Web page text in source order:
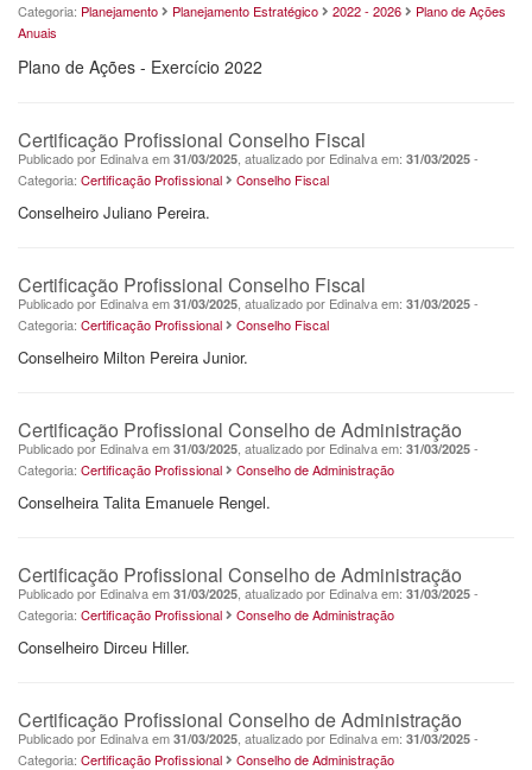
Categoria: Planejamento Planejamento Estratégico 2022 - 2026
Plano de Ações
Anuais
Plano de Ações - Exercício 2022
Certificação Profissional Conselho Fiscal
Publicado por Edinalva em 31/03/2025 , atualizado por Edinalva em: 31/03/2025 -
Categoria: Certificação Profissional Conselho Fiscal
Conselheiro Juliano Pereira.
Certificação Profissional Conselho Fiscal
Publicado por Edinalva em 31/03/2025 , atualizado por Edinalva em: 31/03/2025 -
Categoria: Certificação Profissional Conselho Fiscal
Conselheiro Milton Pereira Junior.
Certificação Profissional Conselho de Administração
Publicado por Edinalva em 31/03/2025 , atualizado por Edinalva em: 31/03/2025 -
Categoria: Certificação Profissional Conselho de Administração
Conselheira Talita Emanuele Rengel.
Certificação Profissional Conselho de Administração
Publicado por Edinalva em 31/03/2025 , atualizado por Edinalva em: 31/03/2025 -
Categoria: Certificação Profissional Conselho de Administração
Conselheiro Dirceu Hiller.
Certificação Profissional Conselho de Administração
Publicado por Edinalva em 31/03/2025 , atualizado por Edinalva em: 31/03/2025 -
Categoria: Certificação Profissional Conselho de Administração